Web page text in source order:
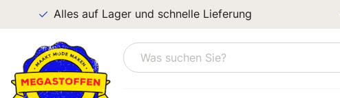
Alles auf Lager und schnelle Lieferung